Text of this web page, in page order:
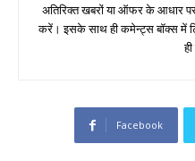
अतिरिक्त खबरों या ऑफर के आधार
करें। इसके साथ ही कमेन्ट्स बॉक्स में
Facebook